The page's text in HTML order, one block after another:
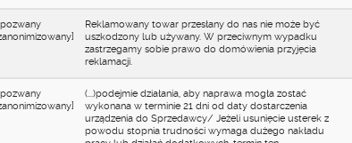
Reklamowany towar przesłany do nas nie może być
uszkodzony lub używany. W przeciwnym wypadku
zastrzegamy sobie prawo do domówienia przyjęcia
reklamacji.
(...)podejmie działania, aby naprawa mogła zostać
wykonana w terminie 21 dni od daty dostarczenia
urządzenia do Sprzedawcy/ Jeżeli usunięcie usterek z
powodu stopnia trudności wymaga dużego nakładu